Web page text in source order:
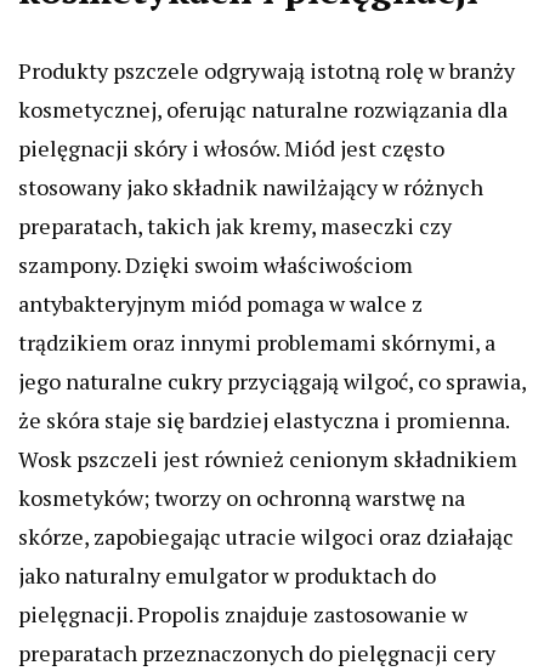
Produkty pszczele odgrywają istotną rolę w branży
kosmetycznej, oferując naturalne rozwiązania dla
pielęgnacji skóry i włosów. Miód jest często
stosowany jako składnik nawilżający w różnych
preparatach, takich jak kremy, maseczki czy
szampony. Dzięki swoim właściwościom
antybakteryjnym miód pomaga w walce z
trądzikiem oraz innymi problemami skórnymi, a
jego naturalne cukry przyciągają wilgoć, co sprawia,
że skóra staje się bardziej elastyczna i promienna.
Wosk pszczeli jest również cenionym składnikiem
kosmetyków; tworzy on ochronną warstwę na
skórze, zapobiegając utracie wilgoci oraz działając
jako naturalny emulgator w produktach do
pielęgnacji. Propolis znajduje zastosowanie w
preparatach przeznaczonych do pielęgnacji cery